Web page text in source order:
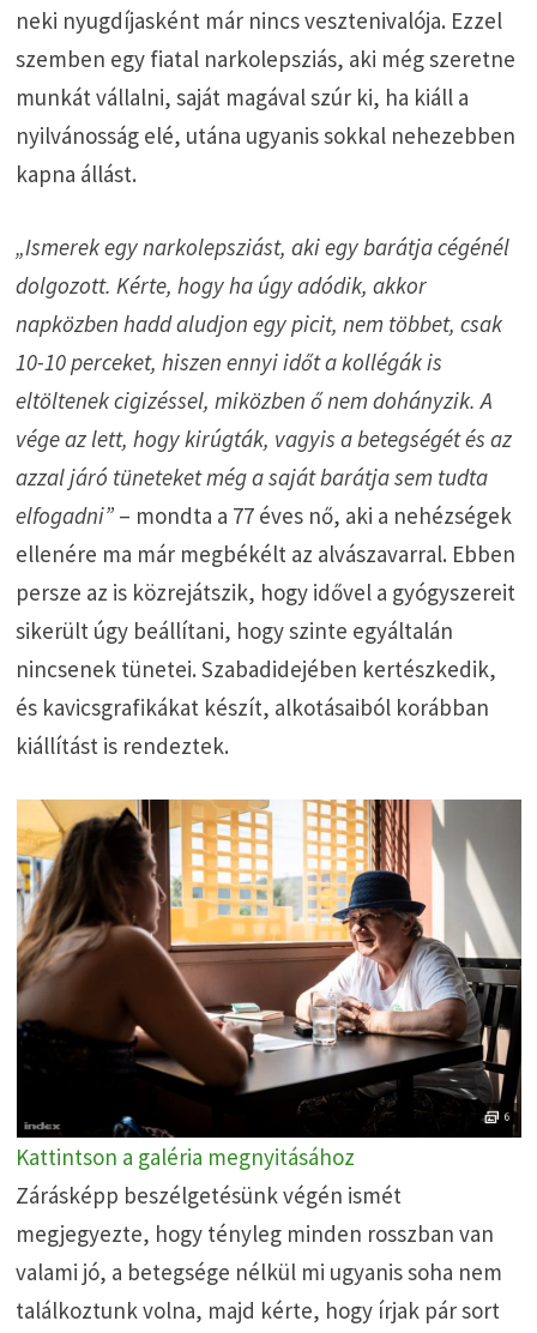
neki nyugdíjasként már nincs vesztenivalója. Ezzel
szemben egy fiatal narkolepsziás, aki még szeretne
munkát vállalni, saját magával szúr ki, ha kiáll a
nyilvánosság elé, utána ugyanis sokkal nehezebben
kapna állást.
„Ismerek egy narkolepsziást, aki egy barátja cégénél
dolgozott. Kérte, hogy ha úgy adódik, akkor
napközben hadd aludjon egy picit, nem többet, csak
10-10 perceket, hiszen ennyi időt a kollégák is
eltöltenek cigizéssel, miközben ő nem dohányzik. A
vége az lett, hogy kirúgták, vagyis a betegségét és az
azzal járó tüneteket még a saját barátja sem tudta
elfogadni” – mondta a 77 éves nő, aki a nehézségek
ellenére ma már megbékélt az alvászavarral. Ebben
persze az is közrejátszik, hogy idővel a gyógyszereit
sikerült úgy beállítani, hogy szinte egyáltalán
nincsenek tünetei. Szabadidejében kertészkedik,
és kavicsgrafikákat készít, alkotásaiból korábban
kiállítást is rendeztek.
Kattintson a galéria megnyitásához
Zárásképp beszélgetésünk végén ismét
megjegyezte, hogy tényleg minden rosszban van
valami jó, a betegsége nélkül mi ugyanis soha nem
találkoztunk volna, majd kérte, hogy írjak pár sort